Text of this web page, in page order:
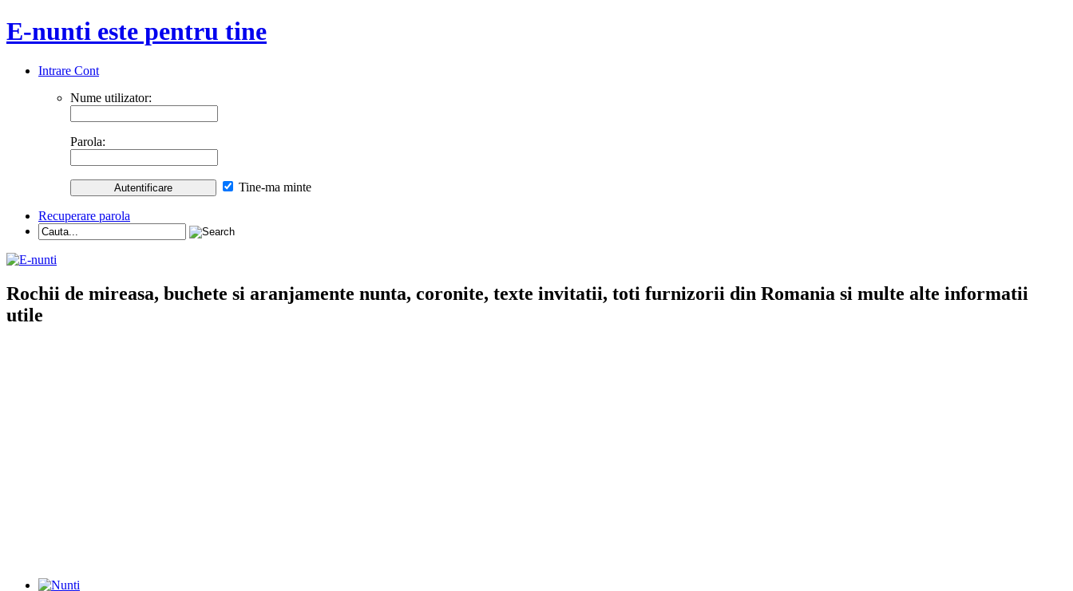
E-nunti este pentru tine
Intrare Cont
Nume utilizator:
Parola:
Tine-ma minte
Recuperare parola
Rochii de mireasa, buchete si aranjamente nunta, coronite, texte invitatii, toti furnizorii din Romania si multe alte informatii
utile